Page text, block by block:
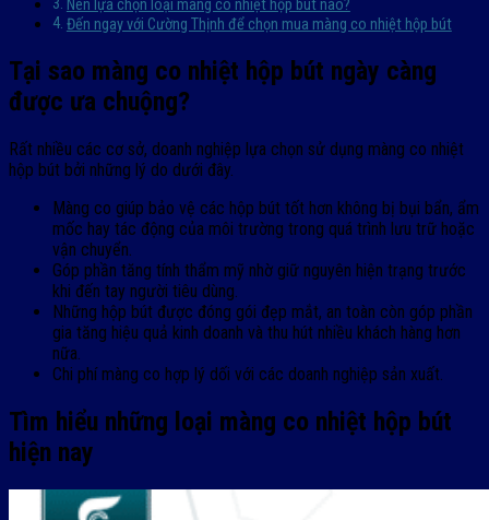
Nên lựa chọn loại màng co nhiệt hộp bút nào?
Đến ngay với Cường Thịnh để chọn mua màng co nhiệt hộp bút
Tại sao màng co nhiệt hộp bút ngày càng
được ưa chuộng?
Rất nhiều các cơ sở, doanh nghiệp lựa chọn sử dụng màng co nhiệt
hộp bút bởi những lý do dưới đây.
Màng co giúp bảo vệ các hộp bút tốt hơn không bị bụi bẩn, ẩm
mốc hay tác động của môi trường trong quá trình lưu trữ hoặc
vận chuyển.
Góp phần tăng tính thẩm mỹ nhờ giữ nguyên hiện trạng trước
khi đến tay người tiêu dùng.
Những hộp bút được đóng gói đẹp mắt, an toàn còn góp phần
gia tăng hiệu quả kinh doanh và thu hút nhiều khách hàng hơn
nữa.
Chi phí màng co hợp lý dối với các doanh nghiệp sản xuất.
Tìm hiểu những loại màng co nhiệt hộp bút
hiện nay